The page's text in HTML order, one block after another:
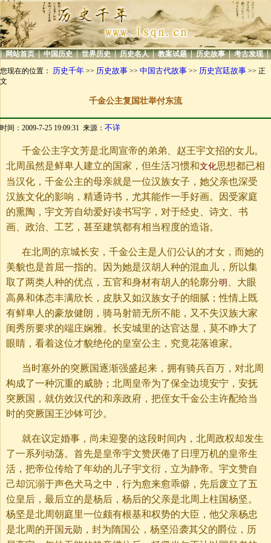
| 网站首页 | 中国历史 | 世界历史 | 历史名人 | 教案试题 | 历史故事 | 考古发现 |
您现在的位置： 历史千年 >> 历史故事 >> 中国古代故事 >> 历史宫廷故事 >> 正
文
千金公主复国壮举付东流
时间：2009-7-25 19:09:31 来源： 不详
千金公主字文芳是北周宣帝的弟弟、赵王宇文招的女儿。
北周虽然是鲜卑人建立的国家，但生活习惯和文化思想都已相
当汉化，千金公主的母亲就是一位汉族女子，她父亲也深受
汉族文化的影响，精通诗书，尤其能作一手好画。因受家庭
的熏陶，宇文芳自幼爱好读书写字，对于经史、诗文、书
画、政治、工艺，甚至建筑都有相当程度的造诣。
在北周的京城长安，千金公主是人们公认的才女，而她的
美貌也是首屈一指的。因为她是汉胡人种的混血儿，所以集
取了两类人种的优点，五官和身材有胡人的轮廓分明
、大眼
高鼻和体态丰满欣长，皮肤又如汉族女子的细腻；性情上既
有鲜卑人的豪放健朗，骑马射箭无所不能，又不失汉族大家
闺秀所要求的端庄娴雅。长安城里的达官达显，莫不睁大了
眼睛，看着这位才貌绝伦的皇室公主，究竟花落谁家。
当时塞外的突厥国逐渐强盛起来，拥有骑兵百万，对北周
构成了一种沉重的威胁；北周皇帝为了保全边境安宁，安抚
突厥国，就仿效汉代的和亲政府，把侄女千金公主许配给当
时的突厥国王沙钵可沙。
就在议定婚事，尚未迎娶的这段时间内，北周政权却发生
了一系列动荡。首先是皇帝宇文赞厌倦了日理万机的皇帝生
活，把帝位传给了年幼的儿子宇文衍，立为静帝。宇文赞自
己却沉溺于声色犬马之中，行为愈来愈乖僻，先后废立了五
位皇后，最后立的是杨后，杨后的父亲是北周上柱国杨坚。
杨坚是北周朝庭里一位颇有根基和权势的大臣，他父亲杨忠
是北周的开国 元勋，封为隋国公，杨坚沿袭其父的爵位，历